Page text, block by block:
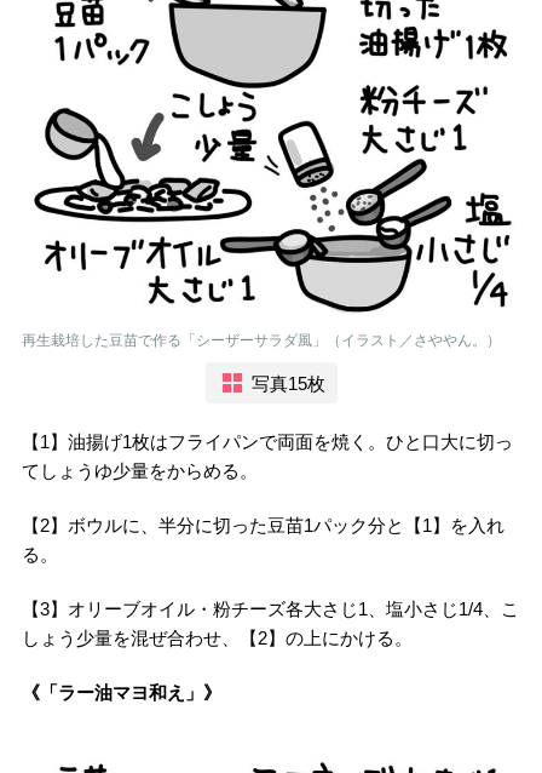
再生栽培した豆苗で作る「シーザーサラダ風」（イラスト／さややん。）
写真15枚
【1】油揚げ1枚はフライパンで両面を焼く。ひと口大に切っ
てしょうゆ少量をからめる。
【2】ボウルに、半分に切った豆苗1パック分と【1】を入れ
る。
【3】オリーブオイル・粉チーズ各大さじ1、塩小さじ1/4、こ
しょう少量を混ぜ合わせ、【2】の上にかける。
《「ラー油マヨ和え」》